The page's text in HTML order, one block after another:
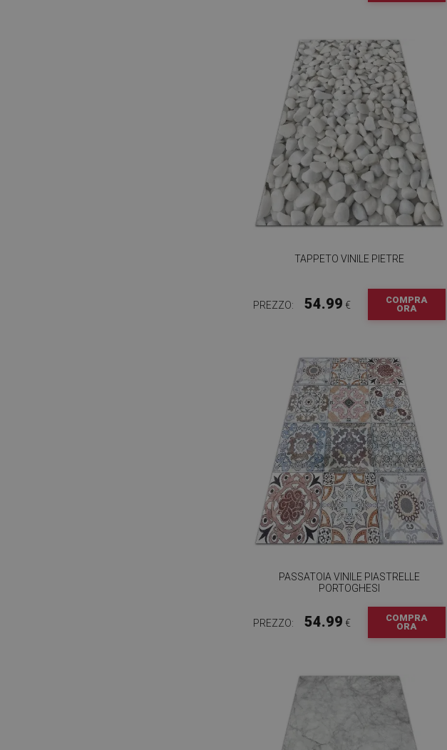
TAPPETO VINILE PIETRE
PREZZO: 54.99 €
COMPRA
ORA
PASSATOIA VINILE PIASTRELLE
PORTOGHESI
PREZZO: 54.99 €
COMPRA
ORA